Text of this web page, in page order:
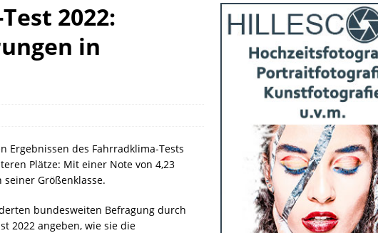
2022:
in
Ergebnissen des Fahrradklima-Tests
Plätze: Mit einer Note von 4,23
Größenklasse.
bundesweiten Befragung durch
2022 angeben, wie sie die